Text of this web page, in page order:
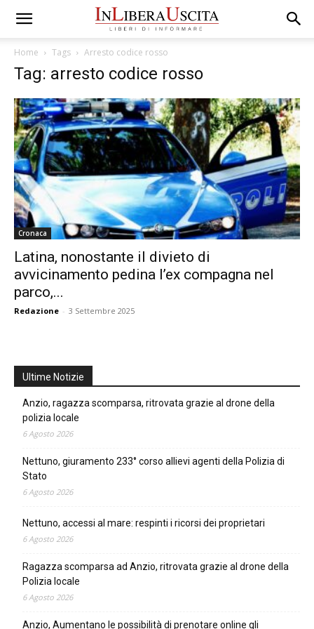
Home Tags Arresto codice rosso
Tag: arresto codice rosso
Cronaca
Latina, nonostante il divieto di
avvicinamento pedina l’ex compagna nel
parco,...
Redazione - 3 Settembre 2025
Ultime Notizie
Anzio, ragazza scomparsa, ritrovata grazie al drone della
polizia locale
6 Agosto 2026
Nettuno, giuramento 233° corso allievi agenti della Polizia di
Stato
6 Agosto 2026
Nettuno, accessi al mare: respinti i ricorsi dei proprietari
6 Agosto 2026
Ragazza scomparsa ad Anzio, ritrovata grazie al drone della
Polizia locale
6 Agosto 2026
Anzio, Aumentano le possibilità di prenotare online gli